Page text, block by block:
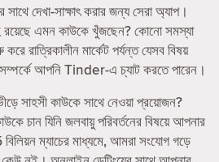
দেখা-সাক্ষাৎ করার জন্য সেরা অ্যাপ।
এমন কাউকে খুঁজছেন? কোনো সমস্যা
রাত্রিকালীন মার্কেট পর্যন্ত যেসব বিষয়
আপনি Tinder-এ চ্যাট করতে পারেন।
সাহসী কাউকে সাথে নেওয়া প্রয়োজন?
চান যিনি জলবায়ু পরিবর্তনের বিষয়ে আপনার
ম্যাচের মাধ্যমে, আমরা সংযোগ গড়ে